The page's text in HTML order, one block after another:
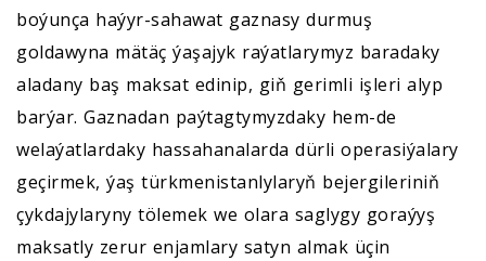
boýunça haýyr-sahawat gaznasy durmuş
goldawyna mätäç ýaşajyk raýatlarymyz baradaky
aladany baş maksat edinip, giň gerimli işleri alyp
barýar. Gaznadan paýtagtymyzdaky hem-de
welaýatlardaky hassahanalarda dürli operasiýalary
geçirmek, ýaş türkmenistanlylaryň bejergileriniň
çykdajylaryny tölemek we olara saglygy goraýyş
maksatly zerur enjamlary satyn almak üçin